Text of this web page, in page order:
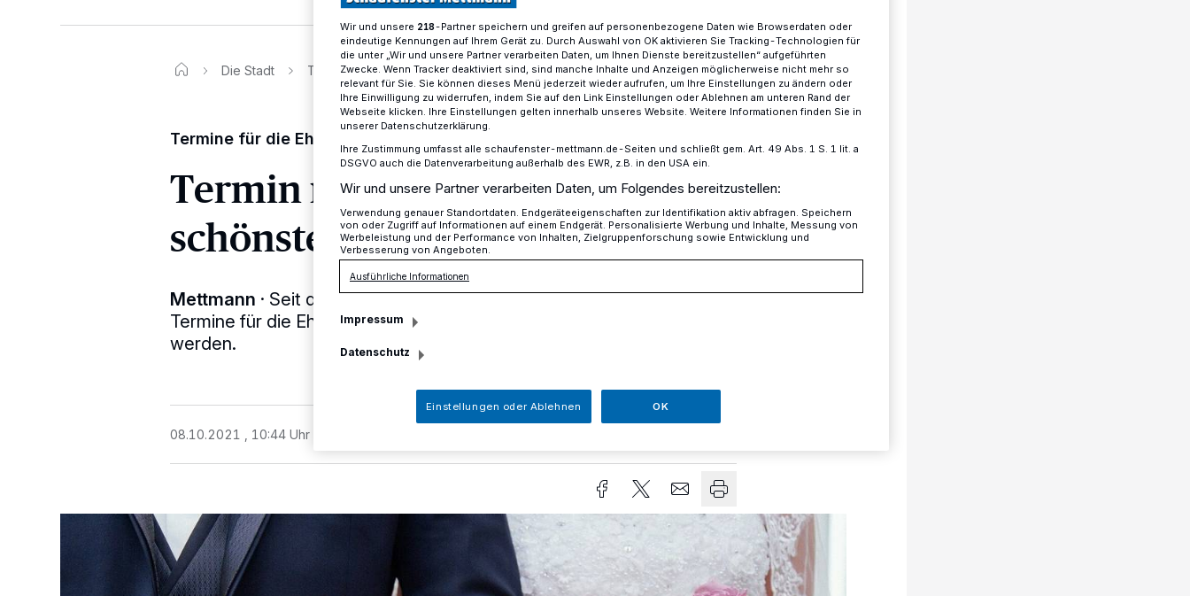
Die Stadt Termin machen für den schönsten Tag
Termine für die Eheschließung
Termin machen für den
schönsten Tag
Mettmann · Seit dem 6. Oktober können beim Standesamt Mettmann
Termine für die Eheschließung für das kommende Jahr vorreserviert
werden.
08.10.2021 , 10:44 Uhr
Wir und unsere 218-Partner speichern und greifen auf personenbezogene Daten wie Browserdaten oder
eindeutige Kennungen auf Ihrem Gerät zu. Durch Auswahl von OK aktivieren Sie Tracking-Technologien für
die unter „Wir und unsere Partner verarbeiten Daten, um Ihnen Dienste bereitzustellen“ aufgeführten
Zwecke. Wenn Tracker deaktiviert sind, sind manche Inhalte und Anzeigen möglicherweise nicht mehr so
relevant für Sie. Sie können dieses Menü jederzeit wieder aufrufen, um Ihre Einstellungen zu ändern oder
Ihre Einwilligung zu widerrufen, indem Sie auf den Link Einstellungen oder Ablehnen am unteren Rand der
Webseite klicken. Ihre Einstellungen gelten innerhalb unseres Website. Weitere Informationen finden Sie in
unserer Datenschutzerklärung.
Ihre Zustimmung umfasst alle schaufenster-mettmann.de-Seiten und schließt gem. Art. 49 Abs. 1 S. 1 lit. a
DSGVO auch die Datenverarbeitung außerhalb des EWR, z.B. in den USA ein.
Wir und unsere Partner verarbeiten Daten, um Folgendes bereitzustellen:
Verwendung genauer Standortdaten. Endgeräteeigenschaften zur Identifikation aktiv abfragen. Speichern
von oder Zugriff auf Informationen auf einem Endgerät. Personalisierte Werbung und Inhalte, Messung von
Werbeleistung und der Performance von Inhalten, Zielgruppenforschung sowie Entwicklung und
Verbesserung von Angeboten.
Ausführliche Informationen
Impressum
Datenschutz
Einstellungen oder Ablehnen OK